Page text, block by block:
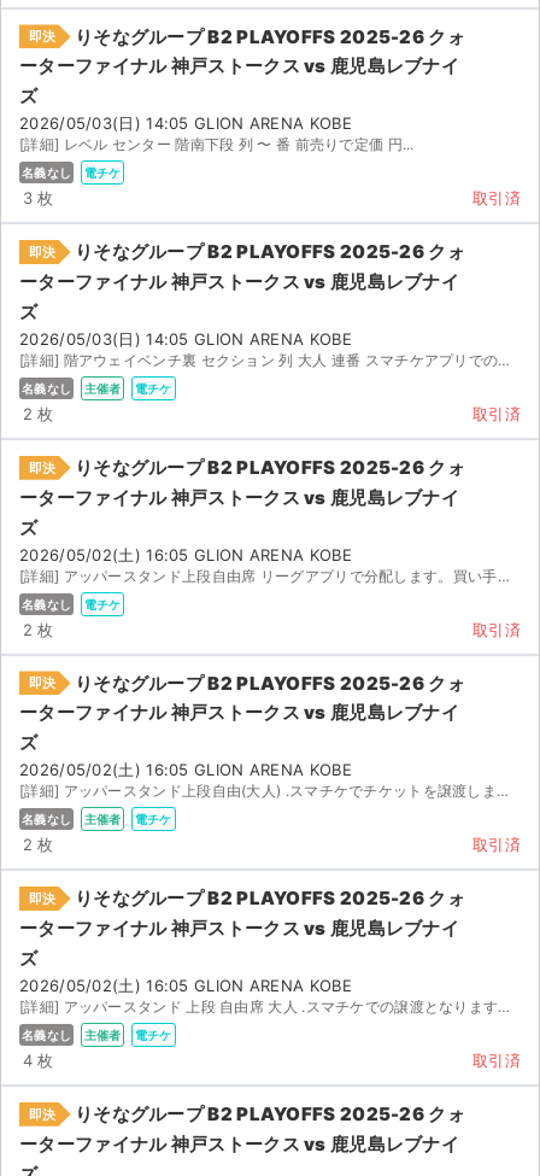
即決
りそなグループ B2 PLAYOFFS 2025-26 クォ
ーターファイナル 神戸ストークス vs 鹿児島レブナイ
ズ
2026/05/03(日) 14:05 GLION ARENA KOBE
[詳細] レベル センター 階南下段 列 〜 番 前売りで定価 円...
名義なし 電チケ
3 枚 取引済
即決
りそなグループ B2 PLAYOFFS 2025-26 クォ
ーターファイナル 神戸ストークス vs 鹿児島レブナイ
ズ
2026/05/03(日) 14:05 GLION ARENA KOBE
[詳細] 階アウェイベンチ裏 セクション 列 大人 連番 スマチケアプリでの譲渡となります...
名義なし 主催者 電チケ
2 枚 取引済
即決
りそなグループ B2 PLAYOFFS 2025-26 クォ
ーターファイナル 神戸ストークス vs 鹿児島レブナイ
ズ
2026/05/02(土) 16:05 GLION ARENA KOBE
[詳細] アッパースタンド上段自由席 リーグアプリで分配します。買い手様のお名前、メールアドレスが必要です。
名義なし 電チケ
2 枚 取引済
即決
りそなグループ B2 PLAYOFFS 2025-26 クォ
ーターファイナル 神戸ストークス vs 鹿児島レブナイ
ズ
2026/05/02(土) 16:05 GLION ARENA KOBE
[詳細] アッパースタンド上段自由(大人) .スマチケでチケットを譲渡しますので、ご購入後にメッセージ...
名義なし 主催者 電チケ
2 枚 取引済
即決
りそなグループ B2 PLAYOFFS 2025-26 クォ
ーターファイナル 神戸ストークス vs 鹿児島レブナイ
ズ
2026/05/02(土) 16:05 GLION ARENA KOBE
[詳細] アッパースタンド 上段 自由席 大人 .スマチケでの譲渡となりますので、ご購入後スマチケ登録...
名義なし 主催者 電チケ
4 枚 取引済
即決
りそなグループ B2 PLAYOFFS 2025-26 クォ
ーターファイナル 神戸ストークス vs 鹿児島レブナイ